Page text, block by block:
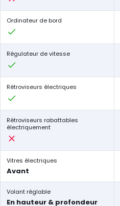
Ordinateur de bord
Régulateur de vitesse
Rétroviseurs électriques
Rétroviseurs rabattables
électriquement
Vitres électriques
Avant
Volant réglable
En hauteur & profondeur